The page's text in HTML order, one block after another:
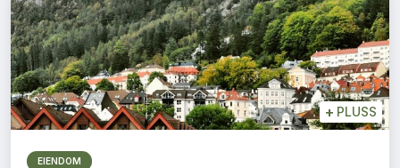
+ PLUSS
EIENDOM